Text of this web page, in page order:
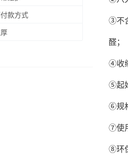
款方式
③不
醛；
④收
⑤起
⑥规
⑦使
⑧环